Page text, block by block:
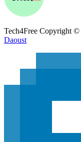
Tech4Free Copyright ©
Daoust